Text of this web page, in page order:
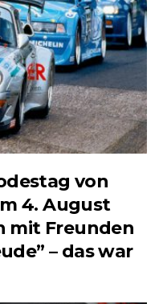
von
4. August
mit Freunden
– das war